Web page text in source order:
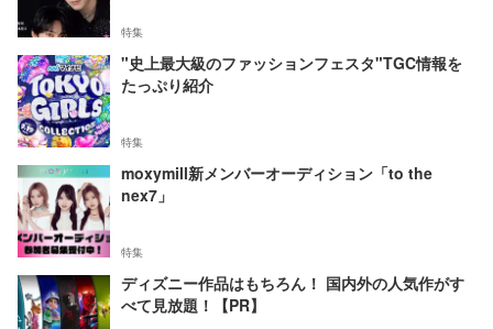
特集
"史上最大級のファッションフェスタ"TGC情報を
たっぷり紹介
特集
moxymill新メンバーオーディション「to the
nex7」
特集
ディズニー作品はもちろん！ 国内外の人気作がす
べて見放題！【PR】